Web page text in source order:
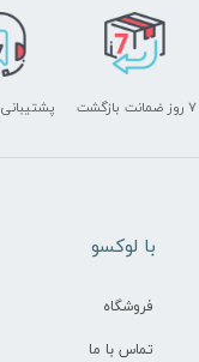
پشتیبانی ۲۴ ساعته ۷ روز ضمانت بازگشت
​با لوکسو
فروشگاه
تماس با ما